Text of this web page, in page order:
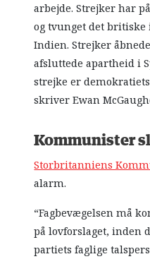
arbejde. Strejker har
og tvunget det
Indien. Strejker
afsluttede apartheid i
strejke er
skriver Ewan
Kommunister
Storbritanniens
alarm.
“Fagbevægelsen må
på lovforslaget, inden
partiets faglige